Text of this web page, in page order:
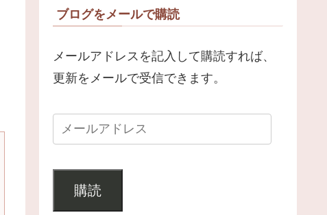
ブログをメールで購読
メールアドレスを記入して購読すれば、
更新をメールで受信できます。
購読